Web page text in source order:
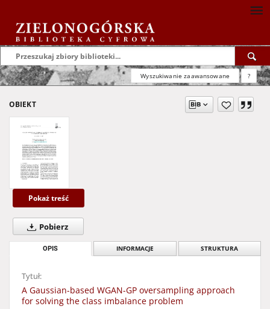
Wyszukiwanie zaawansowane ?
OBIEKT
Pokaż treść
Pobierz
OPIS INFORMACJE STRUKTURA
Tytuł:
A Gaussian-based WGAN-GP oversampling approach
for solving the class imbalance problem